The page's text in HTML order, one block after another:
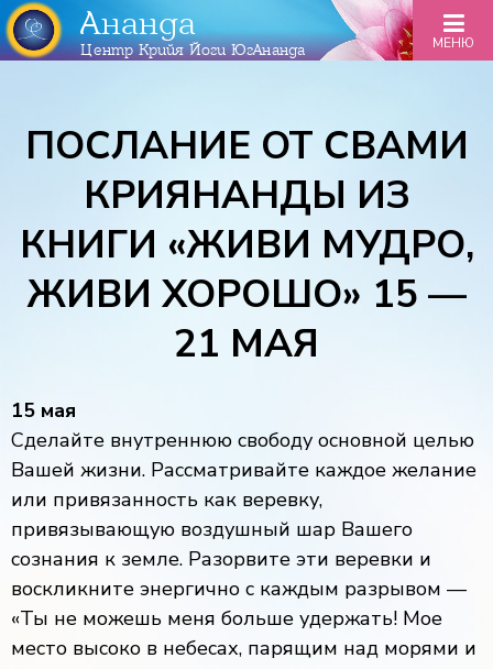
Ананда
Центр Крийя Йоги ЮгАнанда МЕНЮ
ПОСЛАНИЕ ОТ СВАМИ
КРИЯНАНДЫ ИЗ
КНИГИ «ЖИВИ МУДРО,
ЖИВИ ХОРОШО» 15 —
21 МАЯ
15 мая
Сделайте внутреннюю свободу основной целью
Вашей жизни. Рассматривайте каждое желание
или привязанность как веревку,
привязывающую воздушный шар Вашего
сознания к земле. Разорвите эти веревки и
воскликните энергично с каждым разрывом —
«Ты не можешь меня больше удержать! Мое
место высоко в небесах, парящим над морями и